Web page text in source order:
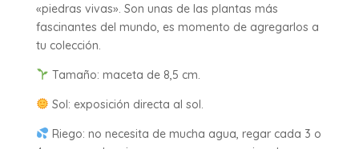
«piedras vivas». Son unas de las plantas más
fascinantes del mundo, es momento de agregarlos a
tu colección.
Tamaño: maceta de 8,5 cm.
Sol: exposición directa al sol.
Riego: no necesita de mucha agua, regar cada 3 o